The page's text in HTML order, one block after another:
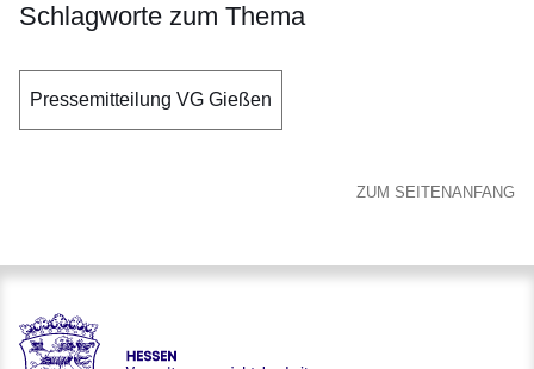
Schlagworte zum Thema
Pressemitteilung VG Gießen
ZUM SEITENANFANG